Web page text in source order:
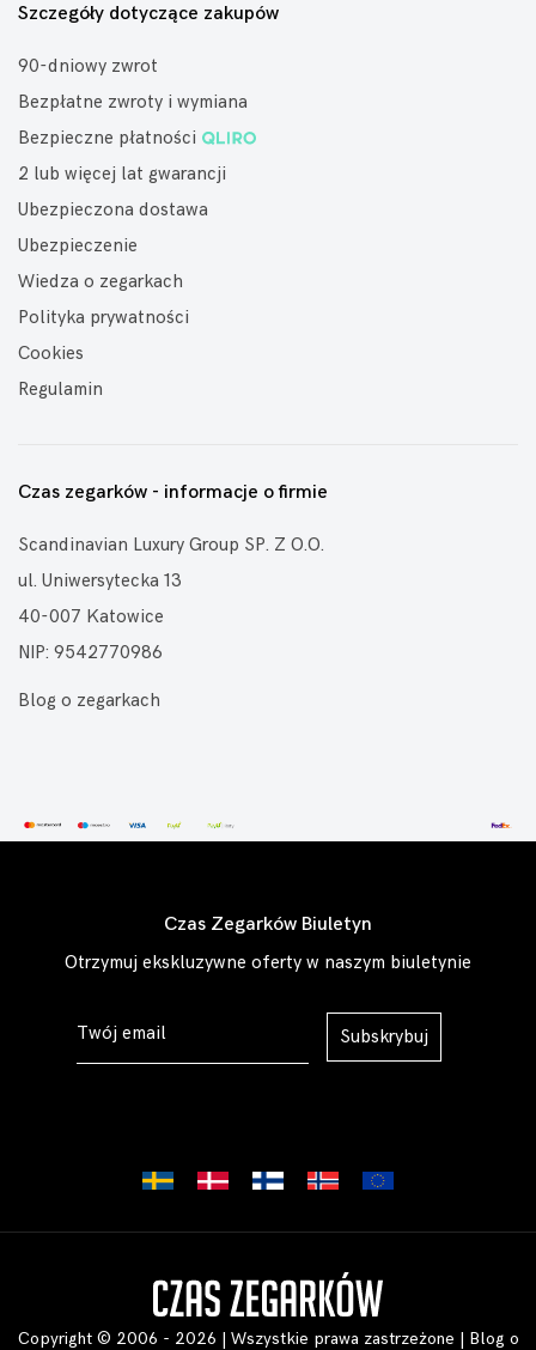
Szczegóły dotyczące zakupów
90-dniowy zwrot
Bezpłatne zwroty i wymiana
Bezpieczne płatności
2 lub więcej lat gwarancji
Ubezpieczona dostawa
Ubezpieczenie
Wiedza o zegarkach
Polityka prywatności
Cookies
Regulamin
Czas zegarków - informacje o firmie
Scandinavian Luxury Group SP. Z O.O.
ul. Uniwersytecka 13
40-007 Katowice
NIP: 9542770986
Blog o zegarkach
Czas Zegarków Biuletyn
Otrzymuj ekskluzywne oferty w naszym biuletynie
Subskrybuj
Copyright © 2006 - 2026 | Wszystkie prawa zastrzeżone | Blog o